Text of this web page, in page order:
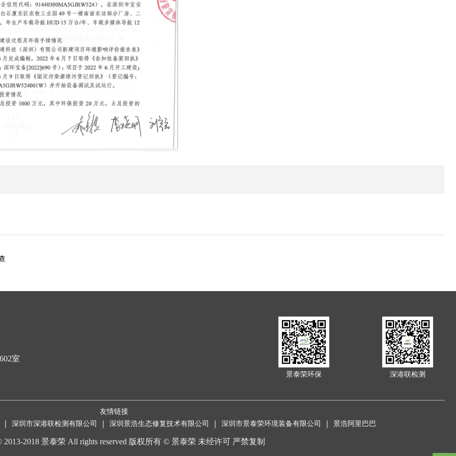
室
景泰荣环保 深港联检测
友情链接
| 深圳市深港联检测有限公司 | 深圳景浩生态修复技术有限公司 | 深圳市景泰荣环境装备有限公司 | 景浩阿里巴巴
2013-2018 景泰荣 All rights reserved 版权所有 © 景泰荣 未经许可 严禁复制